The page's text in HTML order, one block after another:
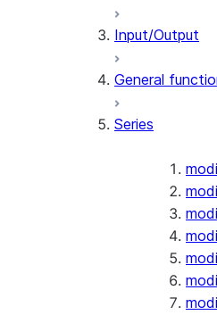
Input/Output
General
Series